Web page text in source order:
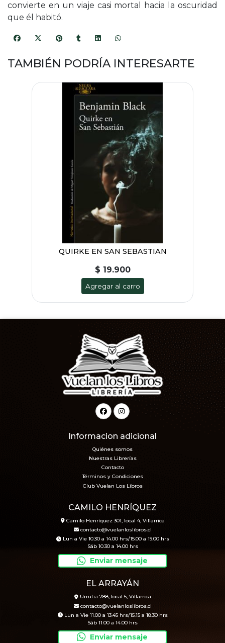
convierte en un viaje casi mortal hacia la oscuridad
que él habitó.
TAMBIÉN PODRÍA INTERESARTE
QUIRKE EN SAN SEBASTIAN
$ 19.900
Agregar al carro
Informacion adicional
Quiénes somos
Nuestras Librerías
Contacto
Términos y Condiciones
Club Vuelan Los Libros
CAMILO HENRÍQUEZ
Camilo Henríquez 301, local 4, Villarrica
contacto@vuelanloslibros.cl
Lun a Vie 10.30 a 14.00 hrs/15.00 a 19.00 hrs
Sáb 10.30 a 14.00 hrs
Enviar mensaje
EL ARRAYÁN
Urrutia 788, local 5, Villarrica
contacto@vuelanloslibros.cl
Lun a Vie 11.00 a 13.45 hrs/15.15 a 18.30 hrs
Sáb 11.00 a 14.00 hrs
Enviar mensaje